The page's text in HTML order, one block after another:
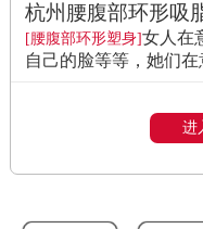
杭州腰腹部环形吸
[腰腹部环形塑身]女人在
自己的脸等等，她们
进